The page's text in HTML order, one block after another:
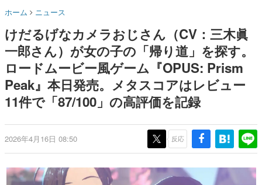
名作ゲームクリエイターの方々に製作時のエピソードをお
きます。
赫本
この物語を解いてはいけない。『赫本』は、〈試験問題〉
の形をした短編ホラー小説集です。
新世代に訊く
これからのデジタルゲーム市場を担う若きクリエイター達
ゲーム世代の作家たち
ゲームに多大な影響を受けた作家さんに取材し、ゲームが
画です。
ークやジオン公国軍のエンブレ
没入型のホラー体験も楽しめる
ホーム ニュース
けだるげなカメラおじさん（CV：三木眞
一郎さん）が女の子の「帰り道」を探す。
ロードムービー風ゲーム『OPUS: Prism
Peak』本日発売。メタスコアはレビュー
11件で「87/100」の高評価を記録
2026年4月16日 08:50 反応